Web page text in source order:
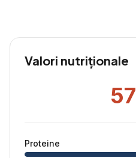
Valori nutriționale
57
Proteine